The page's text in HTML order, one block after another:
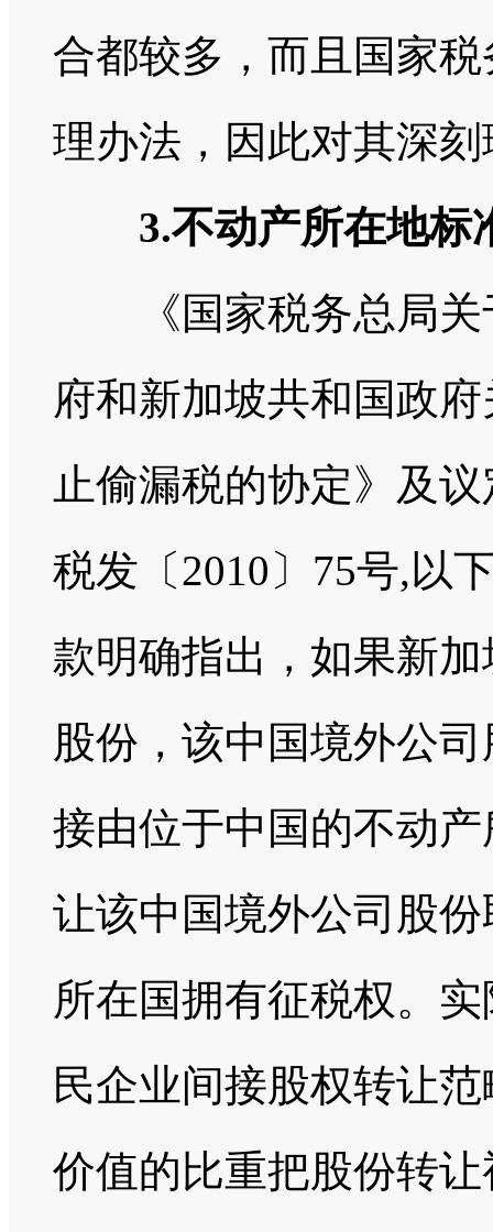
合都较多，而且国家
理办法，因此对其深
3.不动产所在地标
《国家税务总局关
府和新加坡共和国政
止偷漏税的协定》及
税发〔2010〕75号,以
款明确指出，如果新
股份，该中国境外公
接由位于中国的不动
让该中国境外公司股
所在国拥有征税权。
民企业间接股权转让
价值的比重把股份转